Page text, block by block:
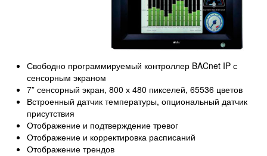
Свободно программируемый контроллер BACnet IP с
сенсорным экраном
7” сенсорный экран, 800 х 480 пикселей, 65536 цветов
Встроенный датчик температуры, опциональный датчик
присутствия
Отображение и подтверждение тревог
Отображение и корректировка расписаний
Отображение трендов